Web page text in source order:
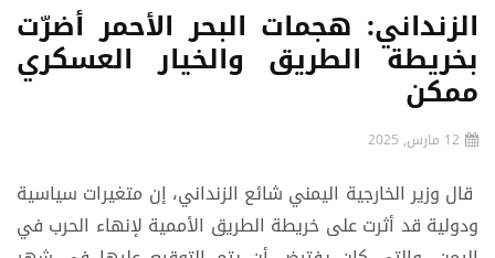
الزنداني: هجمات البحر الأحمر أضرّت
بخريطة الطريق والخيار العسكري
ممكن
12 مارس, 2025
قال وزير الخارجية اليمني شائع الزنداني، إن متغيرات سياسية
ودولية قد أثرت على خريطة الطريق الأممية لإنهاء الحرب في